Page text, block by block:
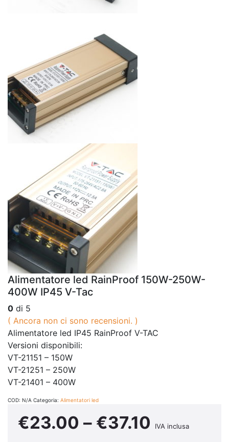
Alimentatore led RainProof 150W-250W-
400W IP45 V-Tac
0 di 5
( Ancora non ci sono recensioni. )
Alimentatore led IP45 RainProof V-TAC
Versioni disponibili:
VT-21151 – 150W
VT-21251 – 250W
VT-21401 – 400W
COD: N/A Categoria: Alimentatori led
€23.00 – €37.10 IVA inclusa